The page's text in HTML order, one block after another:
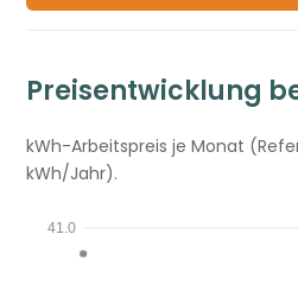
Preisentwicklung
kWh-Arbeitspreis je Monat
kWh/Jahr).